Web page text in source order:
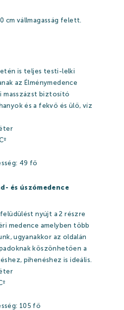
árak 2026
cm vállmagasság felett.
is teljes testi-lelki
az Élménymedence
masszázst biztosító
és a fekvő és ülő, víz
49 fő
és úszómedence
nyújt a 2 részre
medence amelyben több
ugyanakkor az oldalán
köszönhetően a
pihenéshez is ideális.
105 fő